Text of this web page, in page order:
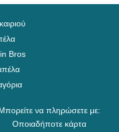
Bros
να πληρώσετε με:
Οποιαδήποτε κάρτα